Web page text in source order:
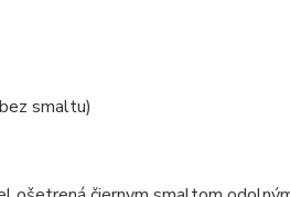
smaltu)